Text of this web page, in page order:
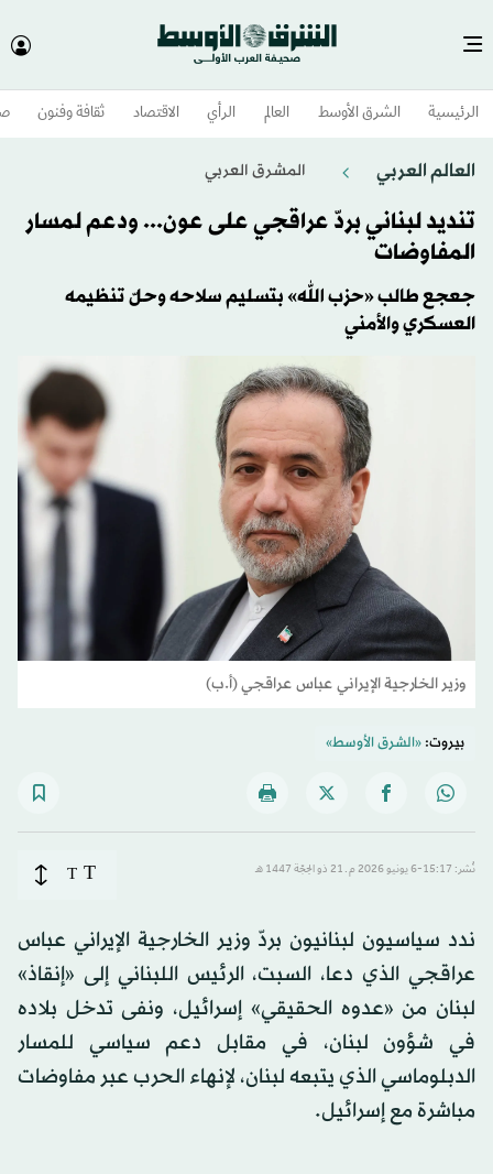
الرئيسية الشرق الأوسط​ العالم الرأي الاقتصاد ثقافة وفنون
العالم العربي المشرق العربي
تنديد لبناني بردّ عراقجي على عون... ودعم لمسار
المفاوضات
جعجع طالب «حزب الله» بتسليم سلاحه وحلّ تنظيمه
العسكري والأمني
وزير الخارجية الإيراني عباس عراقجي (أ.ب)
بيروت:«الشرق الأوسط»
نُشر: 15:17-6 يونيو 2026 م ـ 21 ذو الحِجّة 1447 هـ T
T
ندد سياسيون لبنانيون بردّ وزير الخارجية الإيراني عباس
عراقجي الذي دعا، السبت، الرئيس اللبناني إلى «إنقاذ»
لبنان من «عدوه الحقيقي» إسرائيل، ونفى تدخل بلاده
في شؤون لبنان، في مقابل دعم سياسي للمسار
الدبلوماسي الذي يتبعه لبنان، لإنهاء الحرب عبر مفاوضات
مباشرة مع إسرائيل.